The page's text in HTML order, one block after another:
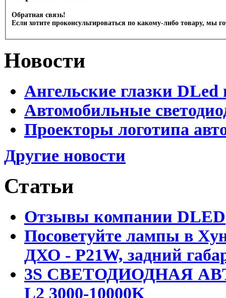
Обратная связь!
Если хотите проконсультироваться по какому-либо товару, мы
Новости
Ангельские глазки DLed
Автомобильные
Проекторы логотипа
Другие новости
Статьи
Отзывы компании DLED
Посоветуйте лампы в
ДХО - P21W, задний
3S СВЕТОДИОДНАЯ
L2 3000-10000K